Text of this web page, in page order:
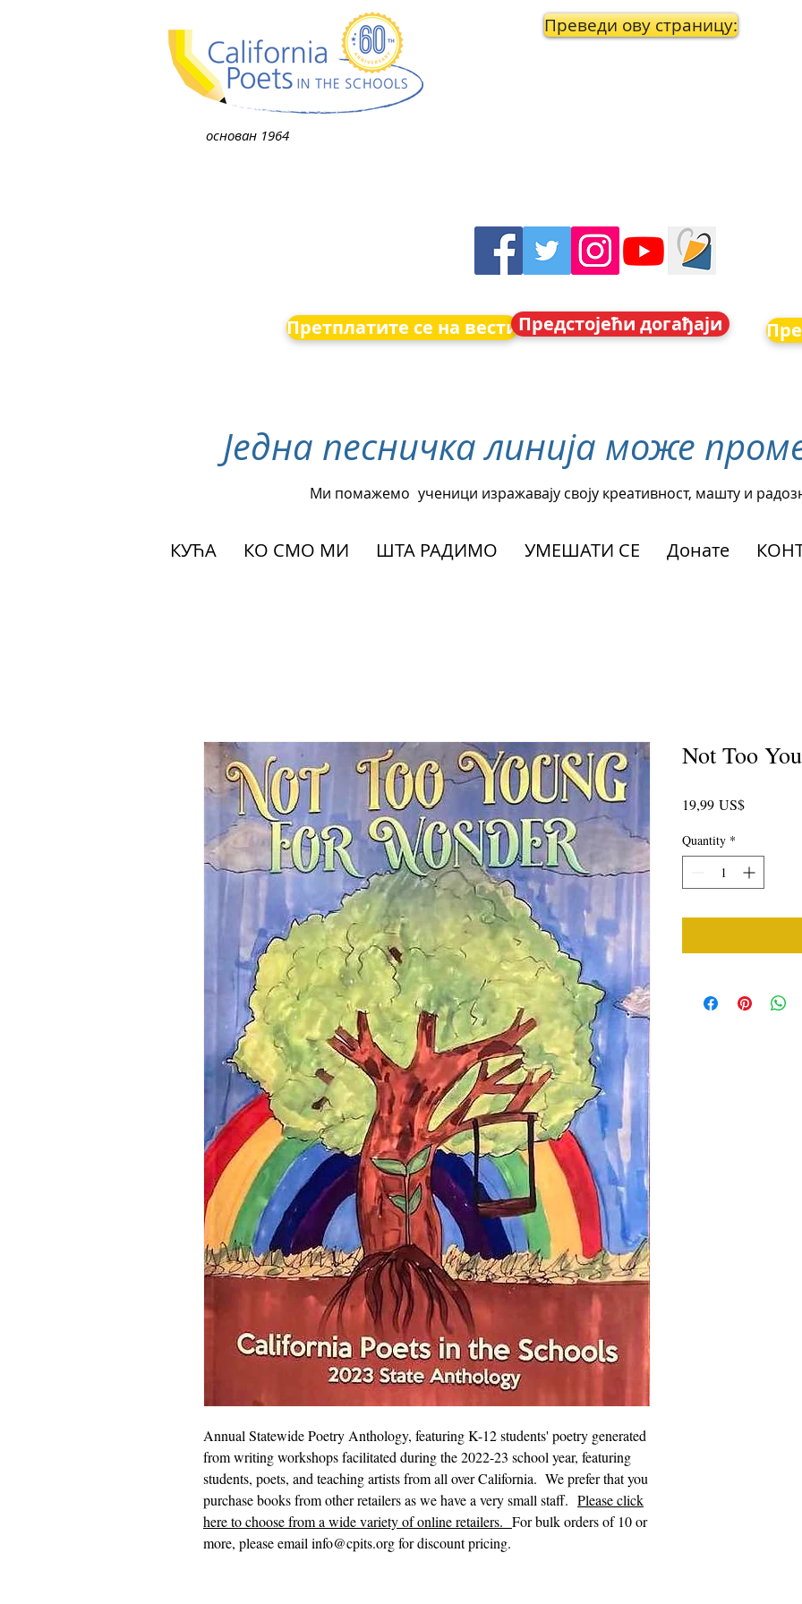
основан 1964
Преведи ову страницу:
Претплатите се на вестиПредстојећи догађаји
Једна песничка линија може
Ми помажемо ученици изражавају своју креативност, машту и
КУЋА КО СМО МИ ШТА РАДИМО УМЕШАТИ СЕ Донате
Annual Statewide Poetry Anthology, featuring K-12 students' poetry generated
from writing workshops facilitated during the 2022-23 school year, featuring
students, poets, and teaching artists from all over California. We prefer that you
purchase books from other retailers as we have a very small staff. Please click
here to choose from a wide variety of online retailers. For bulk orders of 10 or
more, please email info@cpits.org for discount pricing.
Not Too
19,99 US$Price
Quantity *